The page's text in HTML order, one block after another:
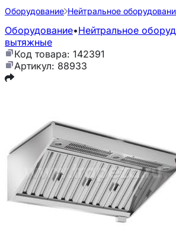
Оборудование Нейтральное
Оборудование•Нейтральное
вытяжные
Код товара: 142391
Артикул: 88933